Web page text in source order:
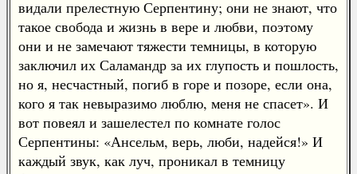
видали прелестную Серпентину; они не знают, что
такое свобода и жизнь в вере и любви, поэтому
они и не замечают тяжести темницы, в которую
заключил их Саламандр за их глупость и пошлость,
но я, несчастный, погиб в горе и позоре, если она,
кого я так невыразимо люблю, меня не спасет». И
вот повеял и зашелестел по комнате голос
Серпентины: «Ансельм, верь, люби, надейся!» И
каждый звук, как луч, проникал в темницу